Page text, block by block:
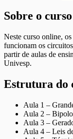
Sobre o curso
Neste curso online,
funcionam os
partir de aulas de
Univesp.
Estrutura do
Aula 1 –
Aula 2 –
Aula 3 –
Aula 4 – Leis